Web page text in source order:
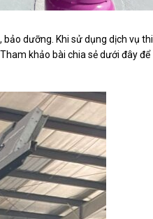
dưỡng. Khi sử dụng dịch vụ thi
khảo bài chia sẻ dưới đây để